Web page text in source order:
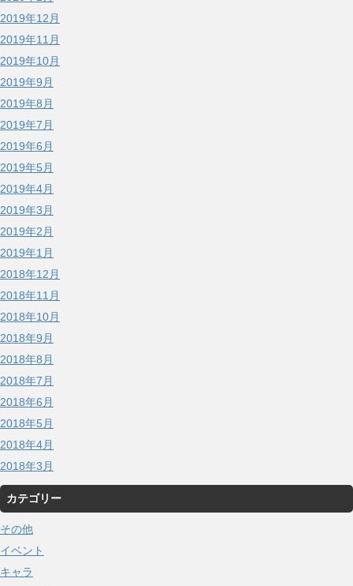
2019年12月
2019年11月
2019年10月
2019年9月
2019年8月
2019年7月
2019年6月
2019年5月
2019年4月
2019年3月
2019年2月
2019年1月
2018年12月
2018年11月
2018年10月
2018年9月
2018年8月
2018年7月
2018年6月
2018年5月
2018年4月
2018年3月
カテゴリー
その他
イベント
キャラ